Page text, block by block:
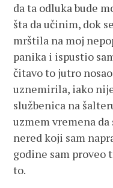
da ta odluka bude
šta da učinim, dok
mrštila na moj
panika i ispustio
čitavo to jutro
uznemirila, iako
službenica na
uzmem vremena
nered koji sam
godine sam proveo
to.